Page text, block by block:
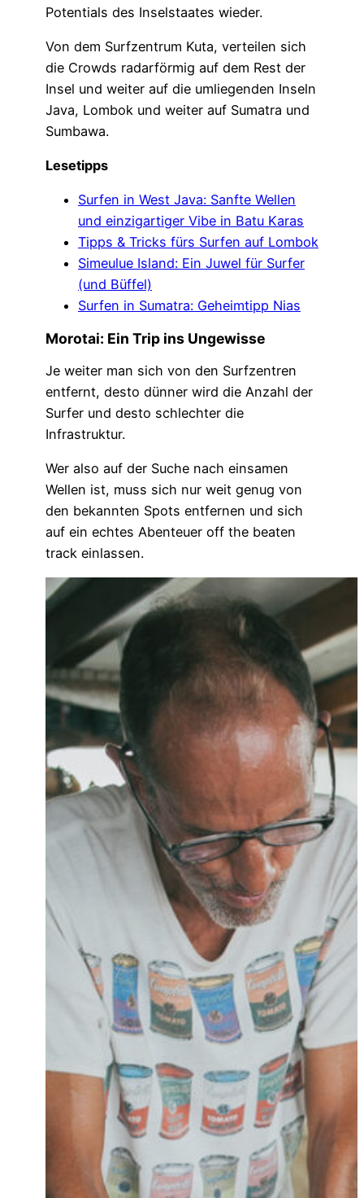
Potentials des Inselstaates wieder.
Von dem Surfzentrum Kuta, verteilen sich
die Crowds radarförmig auf dem Rest der
Insel und weiter auf die umliegenden Inseln
Java, Lombok und weiter auf Sumatra und
Sumbawa.
Lesetipps
Surfen in West Java: Sanfte Wellen
und einzigartiger Vibe in Batu Karas
Tipps & Tricks fürs Surfen auf Lombok
Simeulue Island: Ein Juwel für Surfer
(und Büffel)
Surfen in Sumatra: Geheimtipp Nias
Morotai: Ein Trip ins Ungewisse
Je weiter man sich von den Surfzentren
entfernt, desto dünner wird die Anzahl der
Surfer und desto schlechter die
Infrastruktur.
Wer also auf der Suche nach einsamen
Wellen ist, muss sich nur weit genug von
den bekannten Spots entfernen und sich
auf ein echtes Abenteuer off the beaten
track einlassen.